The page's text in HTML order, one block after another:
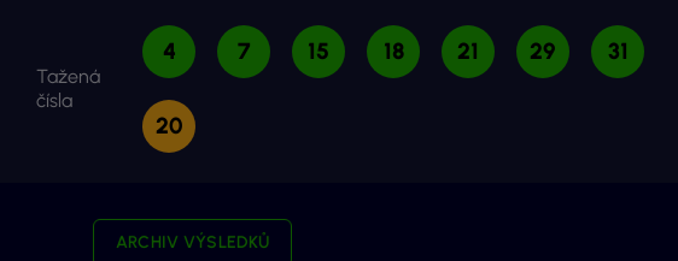
Tažená
čísla
4 7 15 18 21 29 31
20
ARCHIV VÝSLEDKŮ